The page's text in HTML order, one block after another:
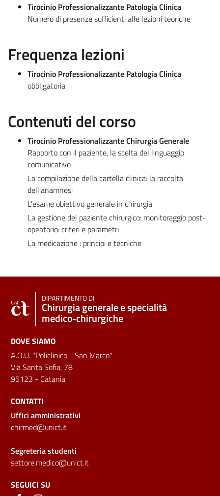
Tirocinio Professionalizzante Patologia Clinica
Numero di presenze sufficienti alle lezioni teoriche
Frequenza lezioni
Tirocinio Professionalizzante Patologia Clinica
obbligatoria
Contenuti del corso
Tirocinio Professionalizzante Chirurgia Generale
Rapporto con il paziente, la scelta del linguaggio
comunicativo
La compilazione della cartella clinica: la raccolta
dell'anamnesi
L'esame obiettivo generale in chirurgia
La gestione del paziente chirurgico: monitoraggio post-
opeatorio: criteri e parametri
La medicazione : principi e tecniche
DIPARTIMENTO DI
Chirurgia generale e specialità
medico‑chirurgiche
DOVE SIAMO
A.O.U. "Policlinico - San Marco"
Via Santa Sofia, 78
95123 - Catania
CONTATTI
Uffici amministrativi
chirmed@unict.it
Segreteria studenti
settore.medico@unict.it
SEGUICI SU